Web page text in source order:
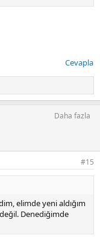
akış kesilmesin
4 yerinden
Cevapla
Daha fazla
#15
elimde yeni aldığım
Denediğimde